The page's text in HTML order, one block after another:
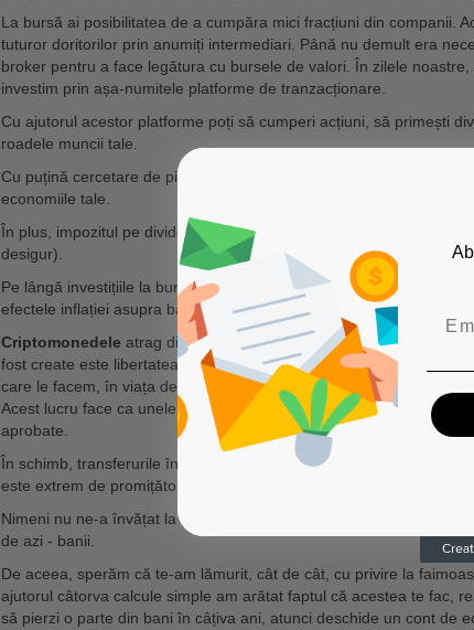
La bursă ai posibilitatea de a cumpăra mici fracțiuni din companii.
tuturor doritorilor prin anumiți intermediari. Până nu demult era
broker pentru a face legătura cu bursele de valori. În zilele
investim prin așa-numitele platforme de tranzacționare.
Cu ajutorul acestor platforme poți să cumperi acțiuni, să primești
roadele muncii tale.
Cu puțină cercetare de piață, inspirație și răbdare poți ajunge să
economiile tale.
În plus, impozitul pe dividende, în România, este mai mic decât cel
desigur).
Pe lângă investițiile la bursă și imobiliarele, mai avem câteva
efectele inflației asupra banilor noștri.
Criptomonedele atrag din ce în ce mai mult atenția marilor
fost create este libertatea tranzacțiilor dintre persoane. În acest
care le facem, în viața de zi cu zi, sunt monitorizate de autoritățile
Acest lucru face ca unele transferuri să dureze și câteva zile până
aprobate.
În schimb, transferurile în rețelele criptomonedelor se realizează
este extrem de promițător pe termen lung.
Nimeni nu ne-a învățat la școală despre unul dintre cele mai
de azi - banii.
De aceea, sperăm că te-am lămurit, cât de cât, cu privire la
ajutorul câtorva calcule simple am arătat faptul că acestea te fac,
să pierzi o parte din bani în câțiva ani, atunci deschide un cont de